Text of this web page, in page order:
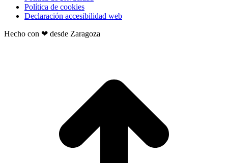
Política de cookies
Declaración accesibilidad web
Hecho con ❤ desde Zaragoza